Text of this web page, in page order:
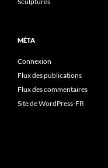
MÉTA
Connexion
Flux des publications
Flux des commentaires
Site de WordPress-FR